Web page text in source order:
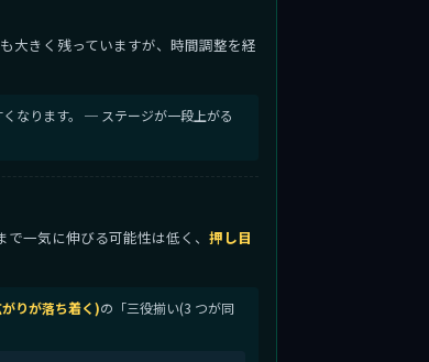
大きく残っていますが、時間調整を経
なります。 ─ ステージが一段上がる
一気に伸びる可能性は低く、 押し目
りが落ち着く)の「三役揃い(3 つが同